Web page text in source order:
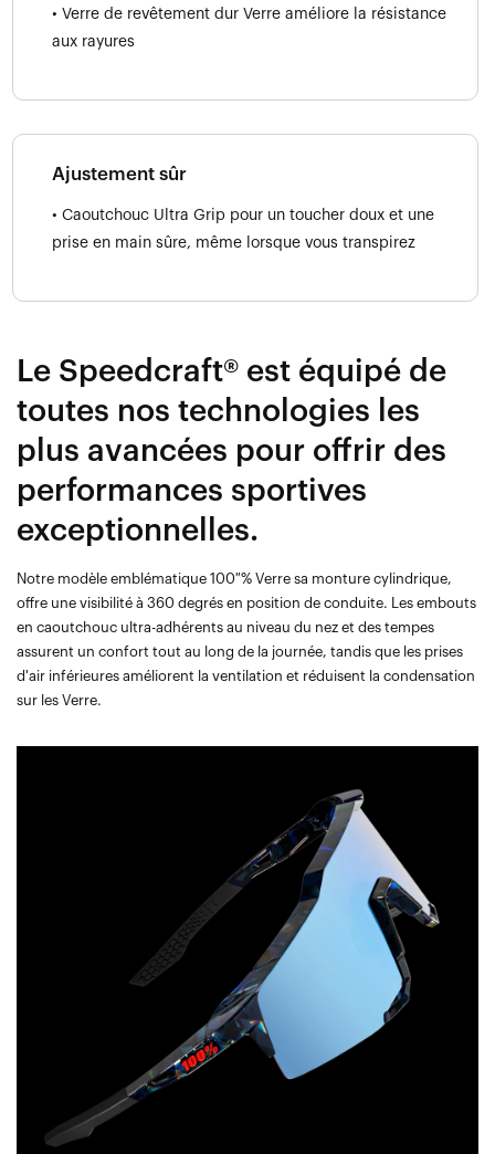
• Verre de revêtement dur Verre améliore la résistance
aux rayures
Ajustement sûr
• Caoutchouc Ultra Grip pour un toucher doux et une
prise en main sûre, même lorsque vous transpirez
Le Speedcraft® est équipé de
toutes nos technologies les
plus avancées pour offrir des
performances sportives
exceptionnelles.
Notre modèle emblématique 100 % Verre sa monture cylindrique,
offre une visibilité à 360 degrés en position de conduite. Les embouts
en caoutchouc ultra-adhérents au niveau du nez et des tempes
assurent un confort tout au long de la journée, tandis que les prises
d'air inférieures améliorent la ventilation et réduisent la condensation
sur les Verre.